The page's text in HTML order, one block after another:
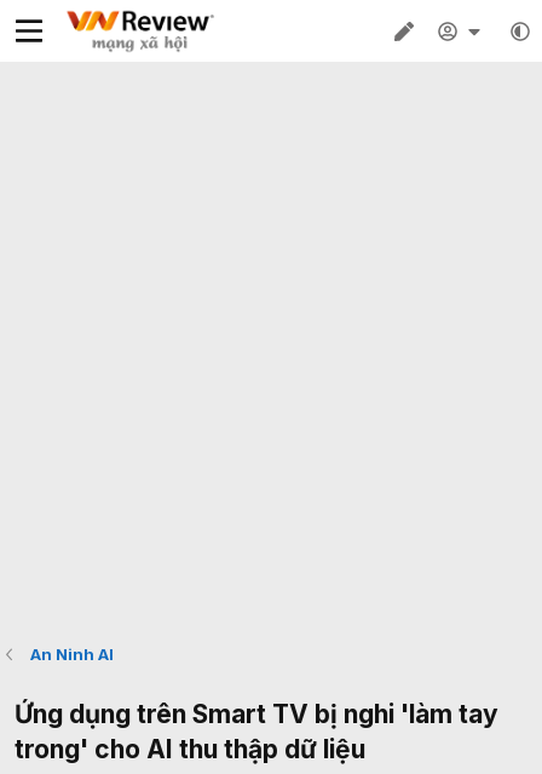
An Ninh AI
Ứng dụng trên Smart TV bị nghi 'làm tay
trong' cho AI thu thập dữ liệu